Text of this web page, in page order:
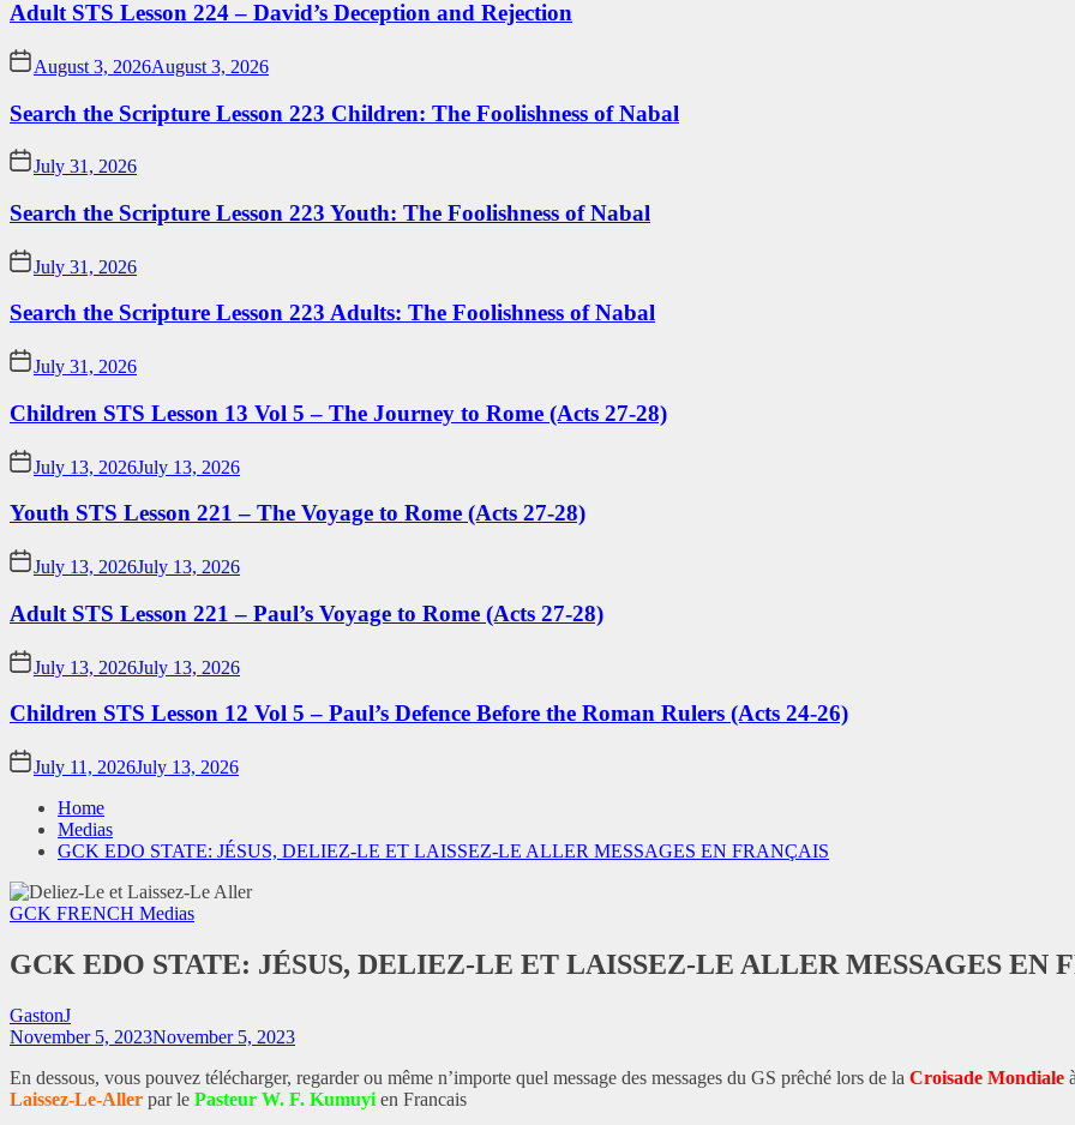
Adult STS Lesson 224 – David’s Deception and Rejection
August 3, 2026August 3, 2026
Search the Scripture Lesson 223 Children: The Foolishness of Nabal
July 31, 2026
Search the Scripture Lesson 223 Youth: The Foolishness of Nabal
July 31, 2026
Search the Scripture Lesson 223 Adults: The Foolishness of Nabal
July 31, 2026
Children STS Lesson 13 Vol 5 – The Journey to Rome (Acts 27-28)
July 13, 2026July 13, 2026
Youth STS Lesson 221 – The Voyage to Rome (Acts 27-28)
July 13, 2026July 13, 2026
Adult STS Lesson 221 – Paul’s Voyage to Rome (Acts 27-28)
July 13, 2026July 13, 2026
Children STS Lesson 12 Vol 5 – Paul’s Defence Before the Roman Rulers (Acts 24-26)
July 11, 2026July 13, 2026
Home
Medias
GCK EDO STATE: JÉSUS, DELIEZ-LE ET LAISSEZ-LE ALLER MESSAGES EN FRANÇAIS
GCK FRENCH Medias
GCK EDO STATE: JÉSUS, DELIEZ-LE ET LAISSEZ-LE ALLER MESSAGES EN
GastonJ
November 5, 2023November 5, 2023
En dessous, vous pouvez télécharger, regarder ou même n’importe quel message des messages du GS prêché lors de la Croisade Mondiale à
Laissez-Le-Aller par le Pasteur W. F. Kumuyi en Francais